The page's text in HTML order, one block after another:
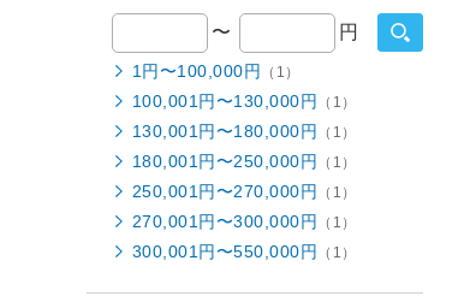
〜 円
1円〜100,000円 （1）
100,001円〜130,000円 （1）
130,001円〜180,000円 （1）
180,001円〜250,000円 （1）
250,001円〜270,000円 （1）
270,001円〜300,000円 （1）
300,001円〜550,000円 （1）